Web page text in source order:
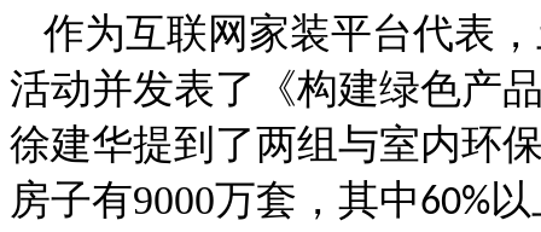
作为互联网家装平台代表
活动并发表了《构建绿色产
徐建华提到了两组与室内环
房子有9000万套，其中60%